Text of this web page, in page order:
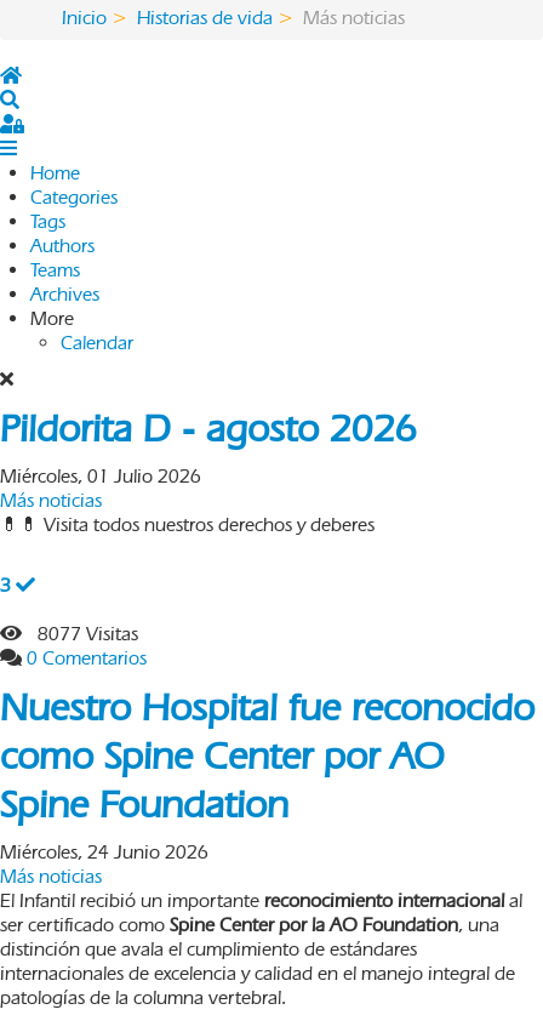
Inicio Historias de vida Más noticias
Home
Sign In
Home
Categories
Tags
Authors
Teams
Archives
More
Calendar
Pildorita D - agosto 2026
Miércoles, 01 Julio 2026
Más noticias
💊💊 Visita todos nuestros derechos y deberes
3
8077 Visitas
0 Comentarios
Nuestro Hospital fue reconocido
como Spine Center por AO
Spine Foundation
Miércoles, 24 Junio 2026
Más noticias
El Infantil recibió un importante reconocimiento internacionalal
ser certificado como Spine Center por la AO Foundation, una
distinción que avala el cumplimiento de estándares
internacionales de excelencia y calidad en el manejo integral de
patologías de la columna vertebral.